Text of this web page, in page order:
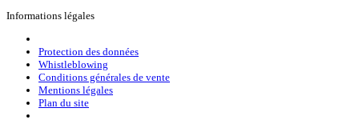
Informations légales
Protection des données
Whistleblowing
Conditions générales de vente
Mentions légales
Plan du site